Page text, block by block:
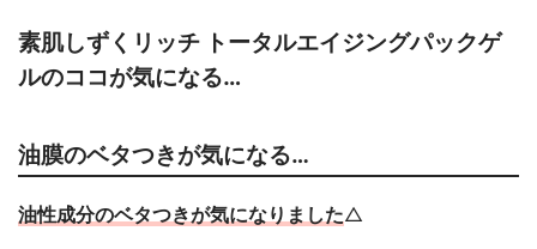
素肌しずくリッチ トータルエイジングパックゲ
ルのココが気になる…
油膜のベタつきが気になる…
油性成分のベタつきが気になりました△